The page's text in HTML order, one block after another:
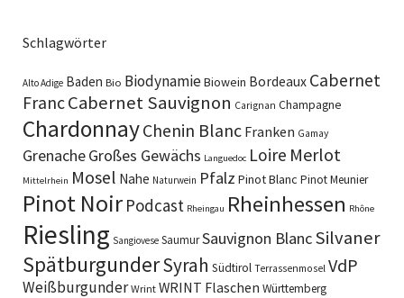
Schlagwörter
Alto Adige Baden Bio BiodynamieBiowein Bordeaux Cabernet
FrancCabernet Sauvignon Carignan Champagne
ChardonnayChenin Blanc Franken Gamay
GrenacheGroßes Gewächs Languedoc Loire Merlot
Mittelrhein Mosel Nahe Naturwein Pfalz Pinot Blanc Pinot Meunier
Pinot Noir Podcast Rheingau Rheinhessen Rhône
Riesling Sangiovese SaumurSauvignon BlancSilvaner
SpätburgunderSyrah Südtirol Terrassenmosel VdP
Weißburgunder Wrint WRINT Flaschen Württemberg